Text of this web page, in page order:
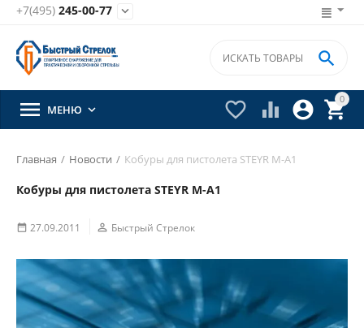
+7(495) 245-00-77 
0


 

 МЕНЮ 
Главная / Новости / Кобуры для пистолета STEYR M-A1
Кобуры для пистолета STEYR M-A1
 27.09.2011  Быстрый Стрелок